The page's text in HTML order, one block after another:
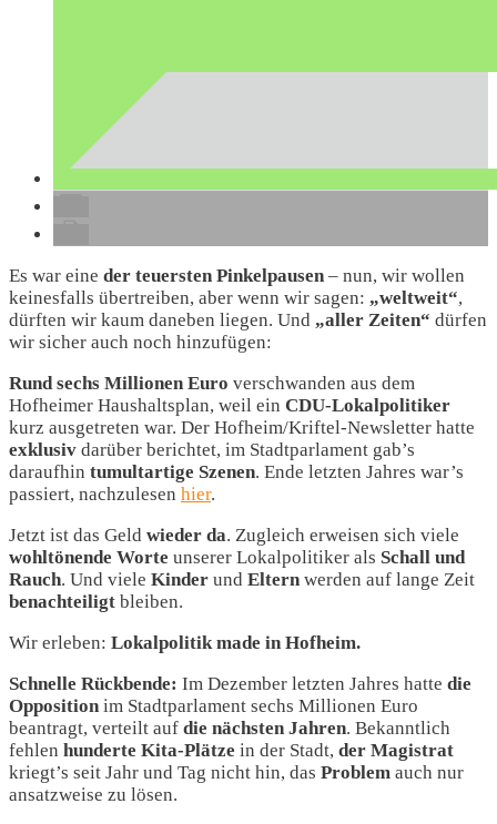
Es war eine der teuersten Pinkelpausen – nun, wir wollen
keinesfalls übertreiben, aber wenn wir sagen: „weltweit“,
dürften wir kaum daneben liegen. Und „aller Zeiten“ dürfen
wir sicher auch noch hinzufügen:
Rund sechs Millionen Euro verschwanden aus dem
Hofheimer Haushaltsplan, weil ein CDU-Lokalpolitiker
kurz ausgetreten war. Der Hofheim/Kriftel-Newsletter hatte
exklusiv darüber berichtet, im Stadtparlament gab’s
daraufhin tumultartige Szenen. Ende letzten Jahres war’s
passiert, nachzulesen hier.
Jetzt ist das Geld wieder da. Zugleich erweisen sich viele
wohltönende Worte unserer Lokalpolitiker als Schall und
Rauch. Und viele Kinder und Eltern werden auf lange Zeit
benachteiligt bleiben.
Wir erleben: Lokalpolitik made in Hofheim.
Schnelle Rückbende: Im Dezember letzten Jahres hatte die
Opposition im Stadtparlament sechs Millionen Euro
beantragt, verteilt auf die nächsten Jahren. Bekanntlich
fehlen hunderte Kita-Plätze in der Stadt, der Magistrat
kriegt’s seit Jahr und Tag nicht hin, das Problem auch nur
ansatzweise zu lösen.